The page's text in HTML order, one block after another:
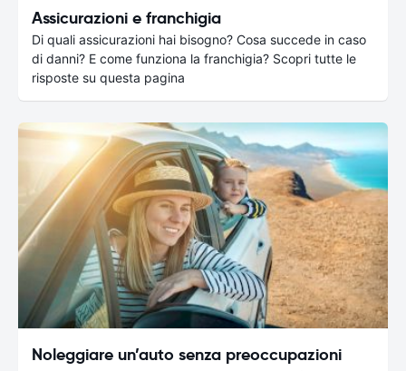
Assicurazioni e franchigia
Di quali assicurazioni hai bisogno? Cosa succede in caso
di danni? E come funziona la franchigia? Scopri tutte le
risposte su questa pagina
Noleggiare un’auto senza preoccupazioni